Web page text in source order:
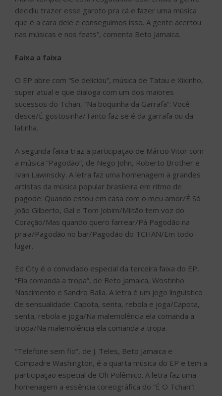
decidiu trazer esse garoto pra cá e fazer uma música
que é a cara dele e conseguimos isso. A gente acertou
nas músicas e nos feats”, comenta Beto Jamaica.
Faixa a faixa
O EP abre com “Se deliciou”, música de Tatau e Xixinho,
super atual e que dialoga com um dos maiores
sucessos do Tchan, “Na boquinha da Garrafa”: Você
desce/É gostosinha/Tanto faz se é da garrafa ou da
latinha.
A segunda faixa traz a participação de Márcio Vitor com
a música “Pagodão”, de Nego John, Roberto Brother e
Ivan Lawinscky. A letra faz uma homenagem a grandes
artistas da música popular brasileira em ritmo de
pagode: Quando estou em casa com o meu amor/É Só
João Gilberto, Gal e Tom Jobim/Miltão tem voz do
Coração/Mas quando quero farrear/Pá Pagodão na
praia/Pagodão no bar/Pagodão do TCHAN/Em todo
lugar.
Ed City é o convidado especial da terceira faixa do EP,
“Ela comanda a tropa”, de Beto Jamaica, Wostinho
Nascimento e Sandro Balla. A letra é um jogo linguístico
de sensualidade: Capota, senta, rebola e joga/Capota,
senta, rebola e joga/Na malemolência ela comanda a
tropa/Na malemolência ela comanda a tropa.
“Telefone sem fio”, de J. Teles, Beto Jamaica e
Compadre Washington, é a quarta música do EP e tem a
participação especial de Oh Polêmico. A letra faz uma
homenagem a essência coreográfica do “É O Tchan”: